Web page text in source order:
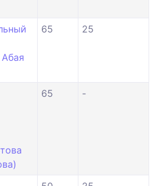
65 25
65 -